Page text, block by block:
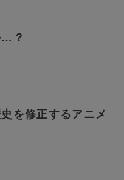
…？
を修正するアニメ